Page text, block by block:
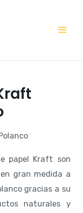
papel Kraft son
gran medida a
gracias a su
naturales y